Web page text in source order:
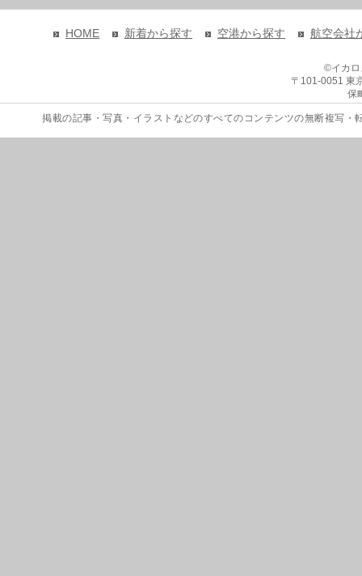
HOME 新着から探す 空港から探す 航空会社
©イカ
〒101-0051 東
保
掲載の記事・写真・イラストなどのすべてのコンテンツの無断複